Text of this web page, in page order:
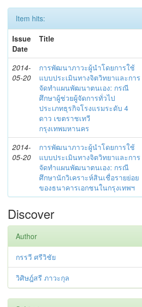
Item hits:
Issue
Date
Title
2014-
05-20
การพัฒนาภาวะผู้นำโดยการใช้
แบบประเมินทางจิตวิทยาและการ
จัดทำแผนพัฒนาตนเอง: กรณี
ศึกษาผู้ช่วยผู้จัดการทั่วไป
ประเภทธุรกิจโรงแรมระดับ 4
ดาว เขตราชเทวี
กรุงเทพมหานคร
2014-
05-20
การพัฒนาภาวะผู้นำโดยการใช้
แบบประเมินทางจิตวิทยาและการ
จัดทำแผนพัฒนาตนเอง: กรณี
ศึกษานักวิเคราะห์สินเชื่อรายย่อย
ของธนาคารเอกชนในกรุงเทพฯ
Discover
Author
กรรวี ศรีวิชัย
วิศิษฎ์สรี ภาวะกุล